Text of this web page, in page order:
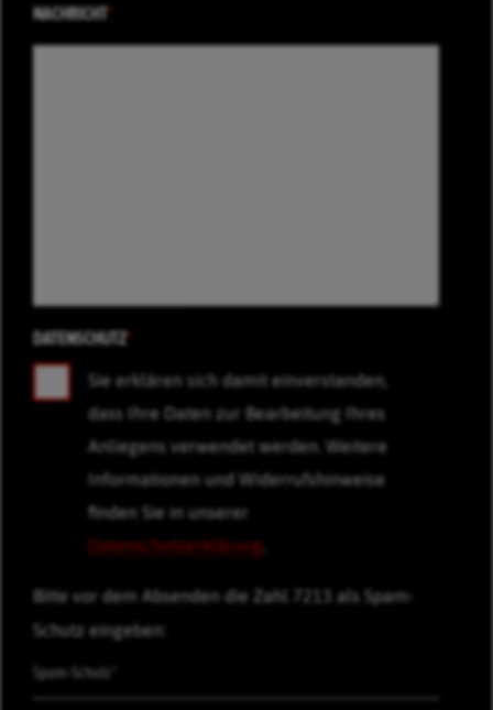
NACHRICHT*
DATENSCHUTZ*
Sie erklären sich damit einverstanden,
dass Ihre Daten zur Bearbeitung Ihres
Anliegens verwendet werden. Weitere
Informationen und Widerrufshinweise
finden Sie in unserer
Datenschutzerklärung
Bitte vor dem Absenden die Zahl 7213 als Spam-
Schutz eingeben: